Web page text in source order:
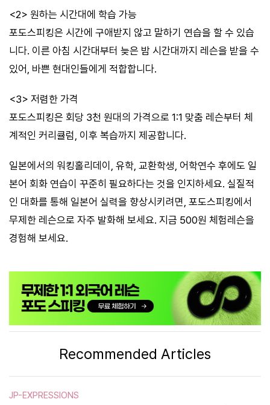
<2> 원하는 시간대에 학습 가능
포도스피킹은 시간에 구애받지 않고 말하기 연습을 할 수 있습
니다. 이른 아침 시간대부터 늦은 밤 시간대까지 레슨을 받을 수
있어, 바쁜 현대인들에게 적합합니다.
<3> 저렴한 가격
포도스피킹은 회당 3천 원대의 가격으로 1:1 맞춤 레슨부터 체
계적인 커리큘럼, 이후 복습까지 제공합니다.
일본에서의 워킹홀리데이, 유학, 교환학생, 어학연수 후에도 일
본어 회화 연습이 꾸준히 필요하다는 것을 인지하세요. 실질적
인 대화를 통해 일본어 실력을 향상시키려면, 포도스피킹에서
무제한 레슨으로 자주 발화해 보세요. 지금 500원 체험레슨을
경험해 보세요.
Recommended Articles
JP-EXPRESSIONS